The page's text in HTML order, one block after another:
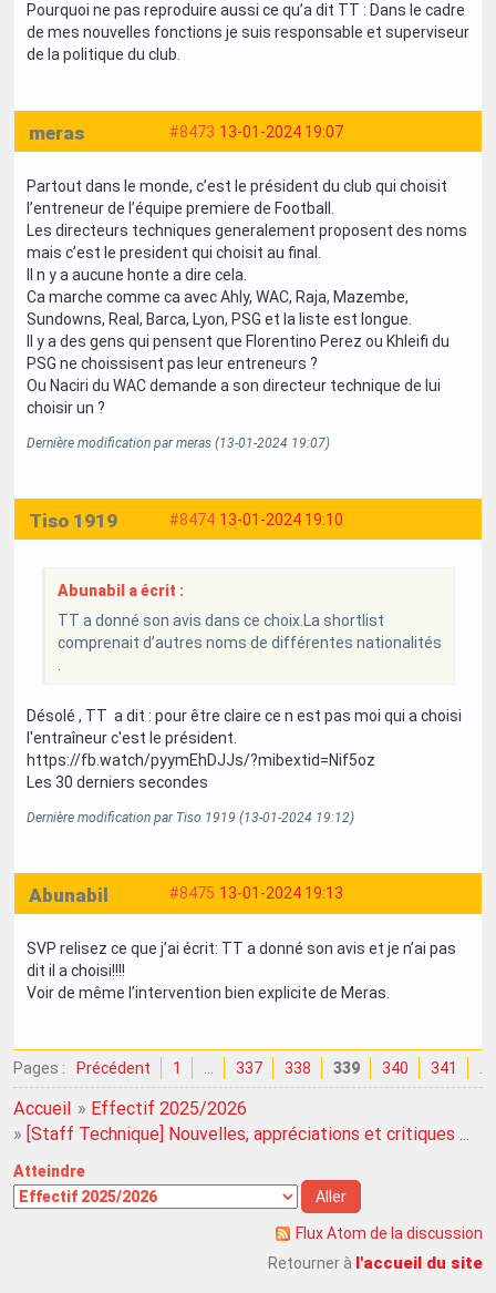
Pourquoi ne pas reproduire aussi ce qu’a dit TT : Dans le cadre
de mes nouvelles fonctions je suis responsable et superviseur
de la politique du club.
#8473 13-01-2024 19:07
meras
Partout dans le monde, c’est le président du club qui choisit
l’entreneur de l’équipe premiere de Football.
Les directeurs techniques generalement proposent des noms
mais c’est le president qui choisit au final.
Il n y a aucune honte a dire cela.
Ca marche comme ca avec Ahly, WAC, Raja, Mazembe,
Sundowns, Real, Barca, Lyon, PSG et la liste est longue.
Il y a des gens qui pensent que Florentino Perez ou Khleifi du
PSG ne choissisent pas leur entreneurs ?
Ou Naciri du WAC demande a son directeur technique de lui
choisir un ?
Dernière modification par meras (13-01-2024 19:07)
#8474 13-01-2024 19:10
Tiso 1919
Abunabil a écrit :
TT a donné son avis dans ce choix.La shortlist
comprenait d’autres noms de différentes nationalités
Désolé , TT a dit : pour être claire ce n est pas moi qui a choisi
l'entraîneur c'est le président.
https://fb.watch/pyymEhDJJs/?mibextid=Nif5oz
Les 30 derniers secondes
Dernière modification par Tiso 1919 (13-01-2024 19:12)
#8475 13-01-2024 19:13
Abunabil
SVP relisez ce que j’ai écrit: TT a donné son avis et je n’ai pas
dit il a choisi!!!!
Voir de même l’intervention bien explicite de Meras.
Pages : Précédent 1 337 338 339 340 341
Accueil » Effectif 2025/2026
» [Staff Technique] Nouvelles, appréciations et critiques ...
Atteindre
Flux Atom de la discussion
Retourner à l'accueil du site